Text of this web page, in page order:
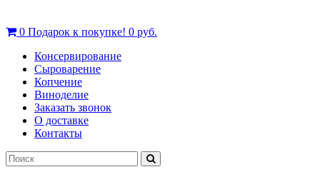
0 Подарок к покупке! 0 руб.
Консервирование
Сыроварение
Копчение
Виноделие
Заказать звонок
О доставке
Контакты